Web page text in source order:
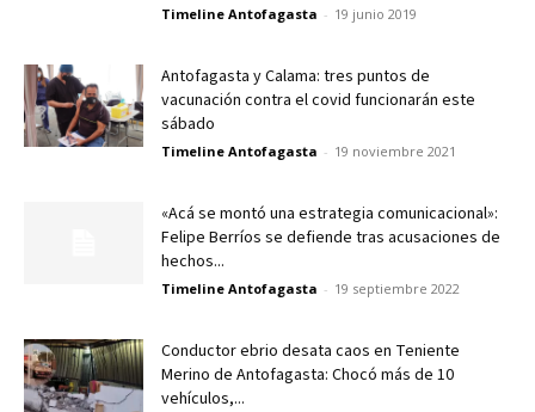
Timeline Antofagasta - 19 junio 2019
Antofagasta y Calama: tres puntos de
vacunación contra el covid funcionarán este
sábado
Timeline Antofagasta - 19 noviembre 2021
«Acá se montó una estrategia comunicacional»:
Felipe Berríos se defiende tras acusaciones de
hechos...
Timeline Antofagasta - 19 septiembre 2022
Conductor ebrio desata caos en Teniente
Merino de Antofagasta: Chocó más de 10
vehículos,...